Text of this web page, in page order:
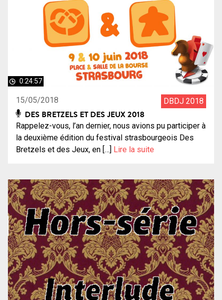
0:24:57
15/05/2018 DBDJ 2018
DES BRETZELS ET DES JEUX 2018
Rappelez-vous, l’an dernier, nous avions pu participer à
la deuxième édition du festival strasbourgeois Des
Bretzels et des Jeux, en […] Lire la suite